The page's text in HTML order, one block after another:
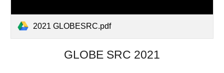
2021 GLOBESRC.pdf
GLOBE SRC 2021